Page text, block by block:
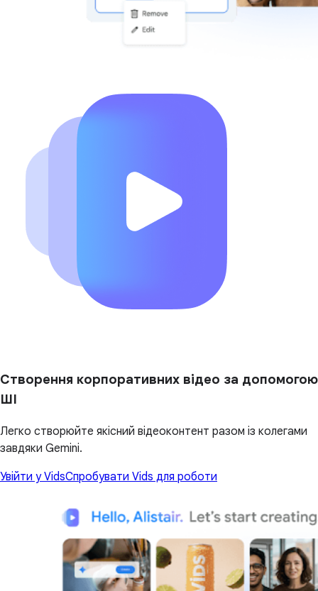
Створення корпоративних відео за допомогою
ШІ
Легко створюйте якісний відеоконтент разом із колегами
завдяки Gemini.
Увійти у VidsСпробувати Vids для роботи